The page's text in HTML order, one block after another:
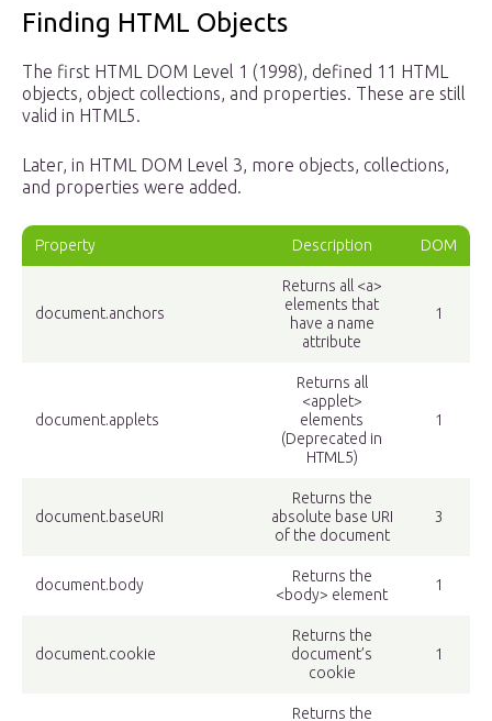
Finding HTML Objects
The first HTML DOM Level 1 (1998), defined 11 HTML
objects, object collections, and properties. These are still
valid in HTML5.
Later, in HTML DOM Level 3, more objects, collections,
and properties were added.
Property Description DOM
document.anchors
Returns all <a>
elements that
have a name
attribute
1
document.applets
Returns all
<applet>
elements
(Deprecated in
HTML5)
1
document.baseURI
Returns the
absolute base URI
of the document
3
document.body
Returns the
<body> element
1
document.cookie
Returns the
document’s
cookie
1
Returns the